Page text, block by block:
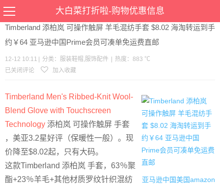
大白菜打折啦-购物优惠信息
当前位置： 优惠>服装鞋帽服饰配件>文章详情
Timberland 添柏岚 可操作触屏 羊毛混纺手套 $8.02 海淘转运到手
约￥64 亚马逊中国Prime会员可凑单免运费直邮
12-12 10:11 分类： 服装鞋帽, 服饰配件
热度：883 ℃
已关闭评论
加入收藏
亚马逊中国美国amazon
Timberland Men's Ribbed-Knit Wool-
Blend Glove with Touchscreen
Technology 添柏岚 可操作触屏 手套
，美亚3.2星好评（保暖性一般）。现
价降至$8.02起，只有大码。
这款Timberland 添柏岚 手套，63％聚
酯+23％羊毛+其他材质罗纹针织混纺